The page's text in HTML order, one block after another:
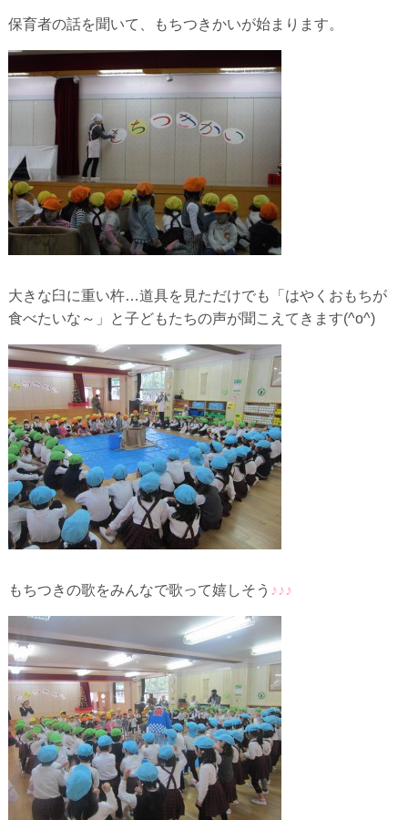
保育者の話を聞いて、もちつきかいが始まります。
大きな臼に重い杵…道具を見ただけでも「はやくおもちが
食べたいな～」と子どもたちの声が聞こえてきます(^o^)
もちつきの歌をみんなで歌って嬉しそう ♪♪♪